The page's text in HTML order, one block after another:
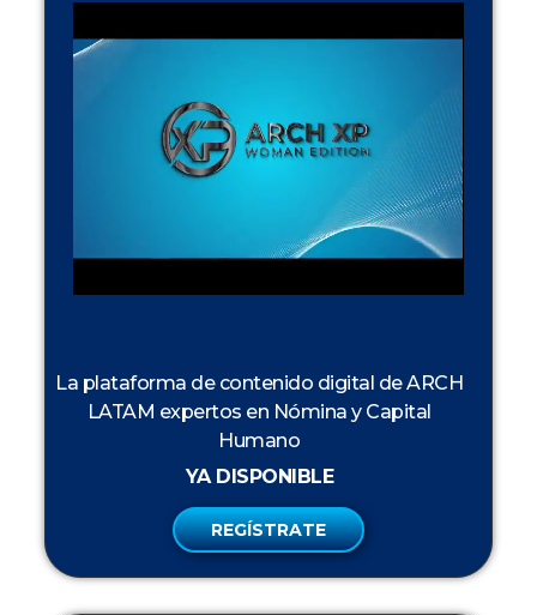
La plataforma de contenido digital de ARCH
LATAM expertos en Nómina y Capital
Humano
YA DISPONIBLE
REGÍSTRATE